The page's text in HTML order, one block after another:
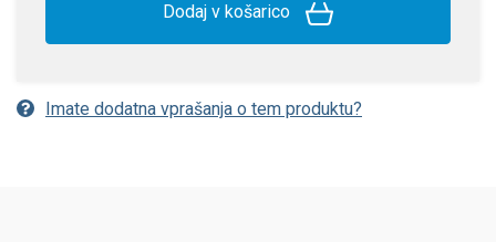
Dodaj v košarico
Imate dodatna vprašanja o tem produktu?